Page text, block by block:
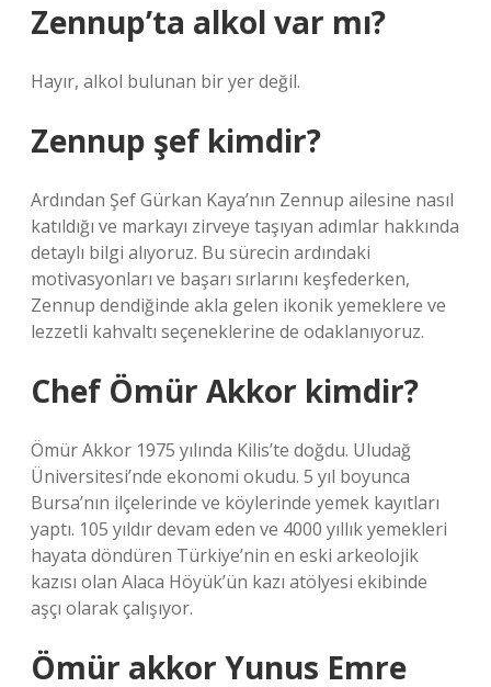
Zennup’ta alkol var mı?
Hayır, alkol bulunan bir yer değil.
Zennup şef kimdir?
Ardından Şef Gürkan Kaya’nın Zennup ailesine nasıl
katıldığı ve markayı zirveye taşıyan adımlar hakkında
detaylı bilgi alıyoruz. Bu sürecin ardındaki
motivasyonları ve başarı sırlarını keşfederken,
Zennup dendiğinde akla gelen ikonik yemeklere ve
lezzetli kahvaltı seçeneklerine de odaklanıyoruz.
Chef Ömür Akkor kimdir?
Ömür Akkor 1975 yılında Kilis’te doğdu. Uludağ
Üniversitesi’nde ekonomi okudu. 5 yıl boyunca
Bursa’nın ilçelerinde ve köylerinde yemek kayıtları
yaptı. 105 yıldır devam eden ve 4000 yıllık yemekleri
hayata döndüren Türkiye’nin en eski arkeolojik
kazısı olan Alaca Höyük’ün kazı atölyesi ekibinde
aşçı olarak çalışıyor.
Ömür akkor Yunus Emre